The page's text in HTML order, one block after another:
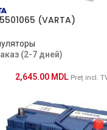
(VARTA)
(2-7 дней)
2,645.00 MDL Preț incl.